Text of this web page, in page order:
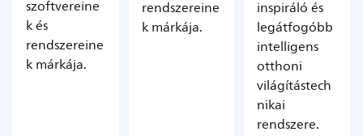
szoftvereine
k és
rendszereine
k márkája.
rendszereine
k márkája.
inspiráló és
legátfogóbb
intelligens
otthoni
világítástech
nikai
rendszere.